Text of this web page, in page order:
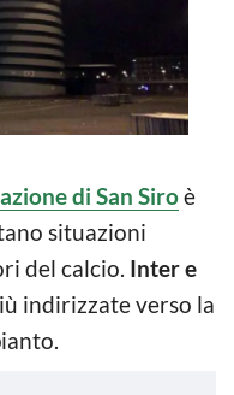
di San Siroè
situazioni
del calcio. Inter e
indirizzate verso la